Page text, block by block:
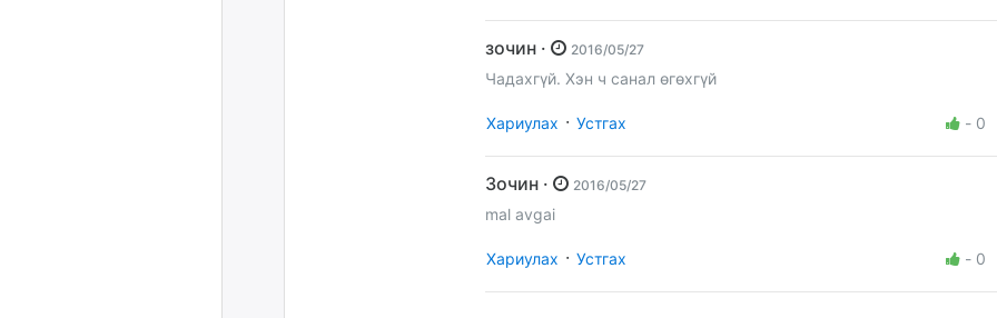
зочин · 2016/05/27
Чадахгүй. Хэн ч санал өгөхгүй
Хариулах · Устгах - 0
Зочин · 2016/05/27
mal avgai
Хариулах · Устгах - 0